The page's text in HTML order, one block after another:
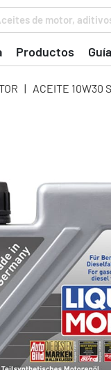
de motor,
Productos
| ACEITE 10W30